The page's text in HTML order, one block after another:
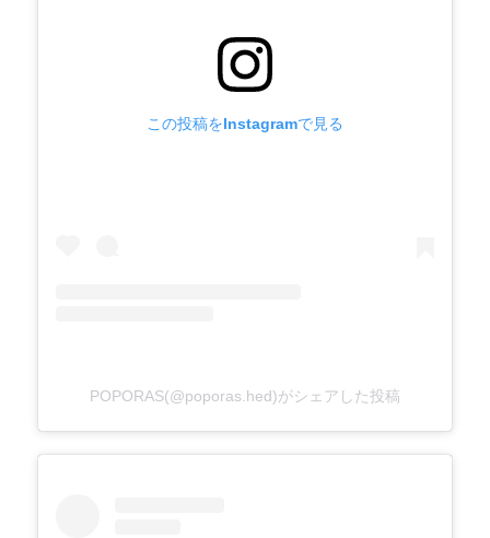
この投稿をInstagramで見る
POPORAS(@poporas.hed)がシェアした投稿